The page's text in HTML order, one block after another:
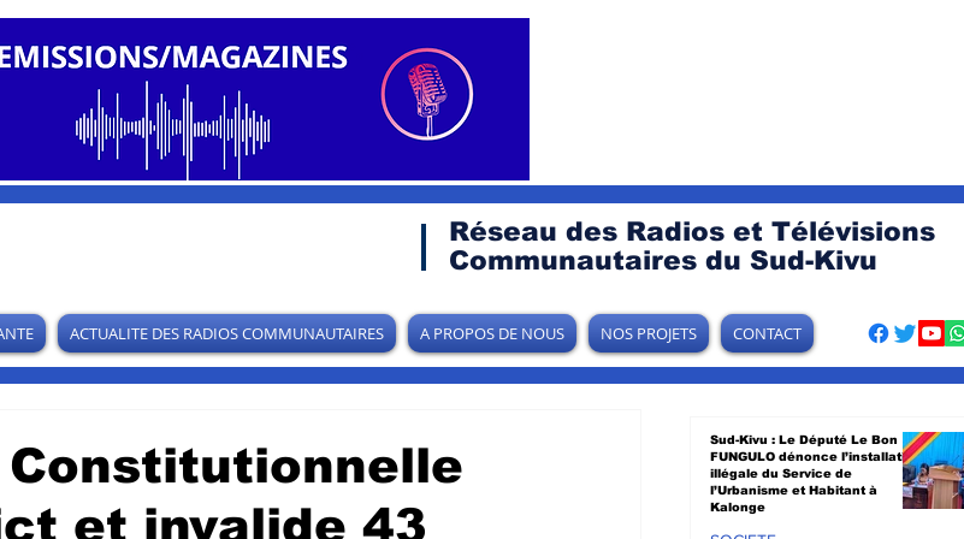
Réseau des Radios et Télévisions
Communautaires du Sud-Kivu
ACTUALITE DES RADIOS COMMUNAUTAIRES A PROPOS DE NOUS NOS PROJETS CONTACT
Constitutionnelle
et invalide 43
Sud-Kivu : Le Député Le Bon
FUNGULO dénonce l’installation
illégale du Service de
l’Urbanisme et Habitant à
Kalonge